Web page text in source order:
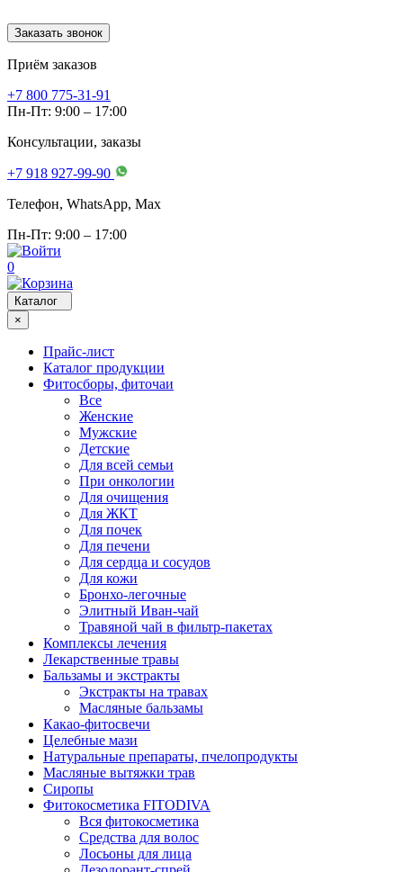
Заказать звонок
Приём заказов
+7 800 775-31-91
Пн-Пт: 9:00 – 17:00
Консультации, заказы
+7 918 927-99-90
Телефон, WhatsApp, Мах
Пн-Пт: 9:00 – 17:00
0
Каталог
×
Прайс-лист
Каталог продукции
Фитосборы, фиточаи
Все
Женские
Мужские
Детские
Для всей семьи
При онкологии
Для очищения
Для ЖКТ
Для почек
Для печени
Для сердца и сосудов
Для кожи
Бронхо-легочные
Элитный Иван-чай
Травяной чай в фильтр-пакетах
Комплексы лечения
Лекарственные травы
Бальзамы и экстракты
Экстракты на травах
Масляные бальзамы
Какао-фитосвечи
Целебные мази
Натуральные препараты, пчелопродукты
Масляные вытяжки трав
Сиропы
Фитокосметика FITODIVA
Вся фитокосметика
Средства для волос
Лосьоны для лица